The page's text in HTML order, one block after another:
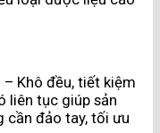
Khô đều, tiết kiệm
liên tục giúp sản
cần đảo tay, tối ưu